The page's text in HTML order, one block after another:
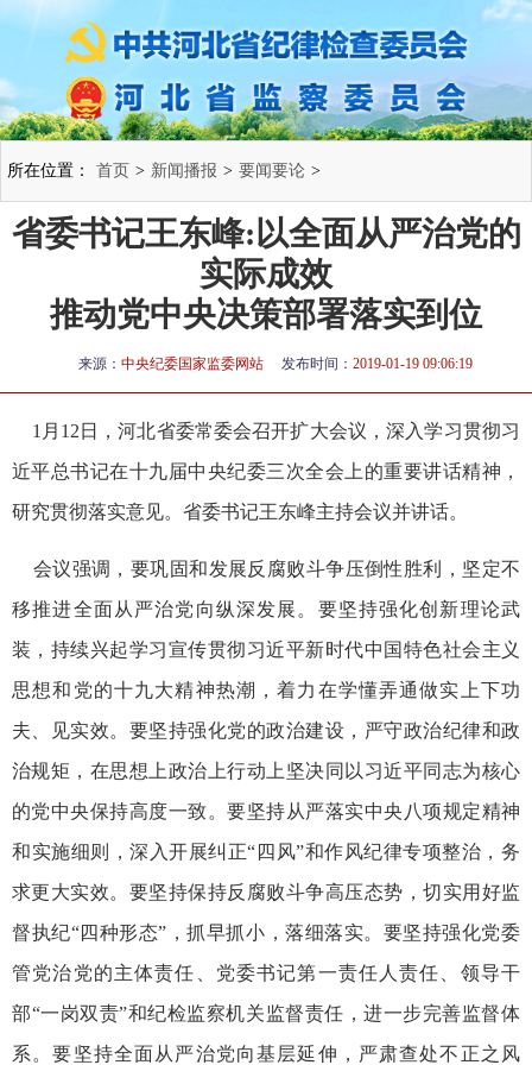
所在位置： 首页 > 新闻播报 > 要闻要论 >
省委书记王东峰:以全面从严治党的
实际成效
推动党中央决策部署落实到位
来源： 中央纪委国家监委网站 发布时间： 2019-01-19 09:06:19
1月12日，河北省委常委会召开扩大会议，深入学习贯彻习
近平总书记在十九届中央纪委三次全会上的重要讲话精神，
研究贯彻落实意见。省委书记王东峰主持会议并讲话。
会议强调，要巩固和发展反腐败斗争压倒性胜利，坚定不
移推进全面从严治党向纵深发展。要坚持强化创新理论武
装，持续兴起学习宣传贯彻习近平新时代中国特色社会主义
思想和党的十九大精神热潮，着力在学懂弄通做实上下功
夫、见实效。要坚持强化党的政治建设，严守政治纪律和政
治规矩，在思想上政治上行动上坚决同以习近平同志为核心
的党中央保持高度一致。要坚持从严落实中央八项规定精神
和实施细则，深入开展纠正“四风”和作风纪律专项整治，务
求更大实效。要坚持保持反腐败斗争高压态势，切实用好监
督执纪“四种形态”，抓早抓小，落细落实。要坚持强化党委
管党治党的主体责任、党委书记第一责任人责任、领导干
部“一岗双责”和纪检监察机关监督责任，进一步完善监督体
系。要坚持全面从严治党向基层延伸，严肃查处不正之风